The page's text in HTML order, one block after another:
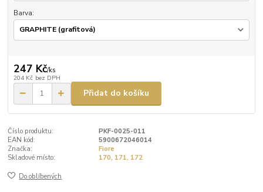
Barva:
247 Kč/ks
204 Kč bez DPH
Přidat do košíku
Číslo produktu:
PKF-0025-011
EAN kód:
5900672046014
Značka:
Fiore
Skladové místo:
170, 171, 172
Do oblíbených